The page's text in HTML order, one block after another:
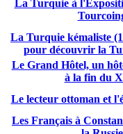
La Turquie à
La Turquie kémaliste
pour découvrir la
Le Grand Hôtel, un
à la fin du
Le lecteur ottoman et
Les Français à